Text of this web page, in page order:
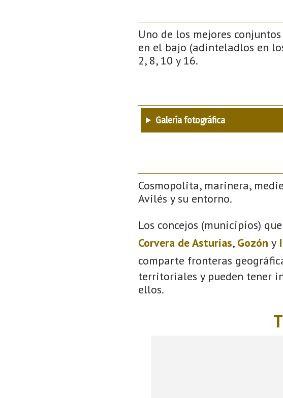
Uno de los mejores
en el bajo (adinteladlos en
2, 8, 10 y 16.
Galería fotográfica
Cosmopolita, marinera,
Avilés y su entorno.
Los concejos (municipios)
Corvera de Asturias, Gozón y
comparte fronteras
territoriales y pueden tener
ellos.